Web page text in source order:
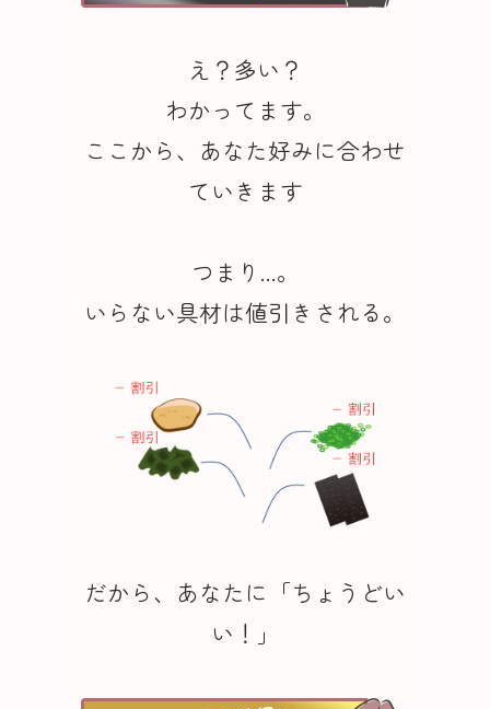
え？多い？
わかってます。
ここから、あなた好みに合わせ
ていきます
つまり...。
いらない具材は値引きされる。
だから、あなたに「ちょうどい
い！」